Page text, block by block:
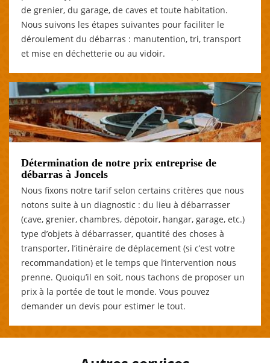
de grenier, du garage, de caves et toute habitation.
Nous suivons les étapes suivantes pour faciliter le
déroulement du débarras : manutention, tri, transport
et mise en déchetterie ou au vidoir.
Détermination de notre prix entreprise de
débarras à Joncels
Nous fixons notre tarif selon certains critères que nous
notons suite à un diagnostic : du lieu à débarrasser
(cave, grenier, chambres, dépotoir, hangar, garage, etc.)
type d’objets à débarrasser, quantité des choses à
transporter, l’itinéraire de déplacement (si c’est votre
recommandation) et le temps que l’intervention nous
prenne. Quoiqu’il en soit, nous tachons de proposer un
prix à la portée de tout le monde. Vous pouvez
demander un devis pour estimer le tout.